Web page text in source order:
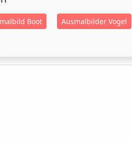
Boot
Ausmalbilder Vogel